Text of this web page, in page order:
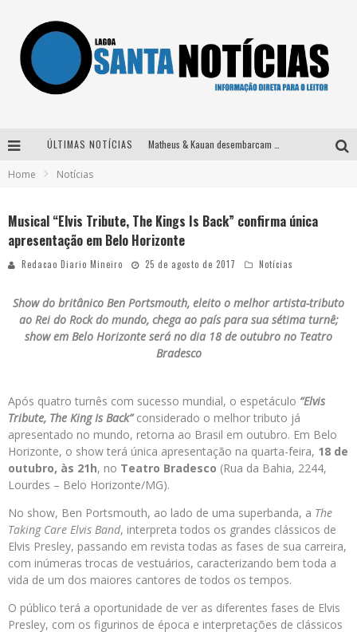
ÚLTIMAS NOTÍCIAS
Home Notícias
Musical “Elvis Tribute, The Kings Is Back” confirma única
apresentação em Belo Horizonte
Redacao Diario Mineiro 25 de agosto de 2017 Notícias
Show do britânico Ben Portsmouth, eleito o melhor artista-tributo
ao Rei do Rock do mundo, chega ao país para sua sétima turnê;
show em Belo Horizonte será no dia 18 de outubro no Teatro
Bradesco
Após quatro turnês com sucesso mundial, o espetáculo “Elvis
Tribute, The King Is Back”considerado o melhor tributo já
apresentado no mundo, retorna ao Brasil em outubro. Em Belo
Horizonte, o show terá única apresentação na quarta-feira, 18 de
outubro, às 21h, no Teatro Bradesco (Rua da Bahia, 2244,
Lourdes – Belo Horizonte/MG).
No show, Ben Portsmouth, ao lado de uma superbanda, a The
Taking Care Elvis Band, interpreta todos os grandes clássicos de
Elvis Presley, passando em revista todas as fases de sua carreira,
com inúmeras trocas de vestuários, caracterizando bem toda a
vida de um dos maiores cantores de todos os tempos.
O público terá a oportunidade de ver as diferentes fases de Elvis
Presley, com os figurinos de época e interpretações de clássicos